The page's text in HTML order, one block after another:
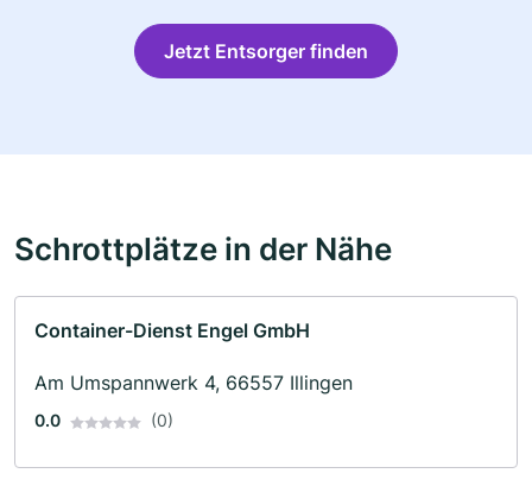
Jetzt Entsorger finden
Schrottplätze in der Nähe
Container-Dienst Engel GmbH
Am Umspannwerk 4, 66557 Illingen
0.0 (0)